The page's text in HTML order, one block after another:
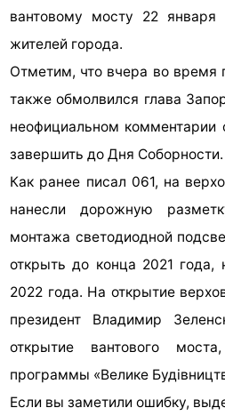
вантовому мосту 22
жителей города.
Отметим, что вчера во время
также обмолвился глава
неофициальном комментарии
завершить до Дня Соборности.
Как ранее писал 061, на
нанесли дорожную
монтажа светодиодной
открыть до конца 2021 года,
2022 года. На открытие
президент Владимир
открытие вантового
программы «Велике
Если вы заметили ошибку,